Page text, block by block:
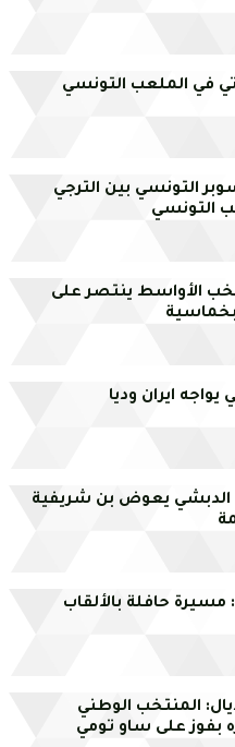
في الملعب التونسي
التونسي بين الترجي
التونسي
الأواسط ينتصر على
بخماسية
ايران وديا
الدبشي يعوض بن شريفية
مسيرة حافلة بالألقاب
المنتخب الوطني
بفوز على ساو تومي